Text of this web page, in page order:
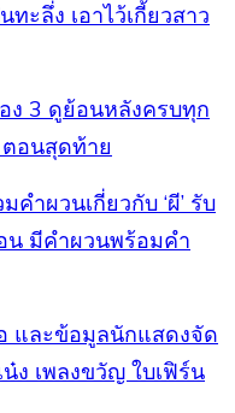
ะลึ่ง เอาไว้เกี้ยวสาว
ง 3 ดูย้อนหลังครบทุก
อนสุดท้าย
คำผวนเกี่ยวกับ ‘ผี’ รับ
น มีคำผวนพร้อมคำ
และข้อมูลนักแสดงจัด
ง เพลงขวัญ ใบเฟิร์น